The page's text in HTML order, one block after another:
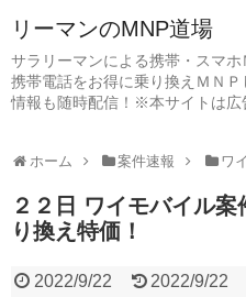
リーマンのMNP道場
サラリーマンによる携帯・スマホ
携帯電話をお得に乗り換えＭＮ
情報も随時配信！※本サイトは広
ホーム 案件速報 ワ
２２日 ワイモバイル
り換え特価！
2022/9/22 2022/9/22